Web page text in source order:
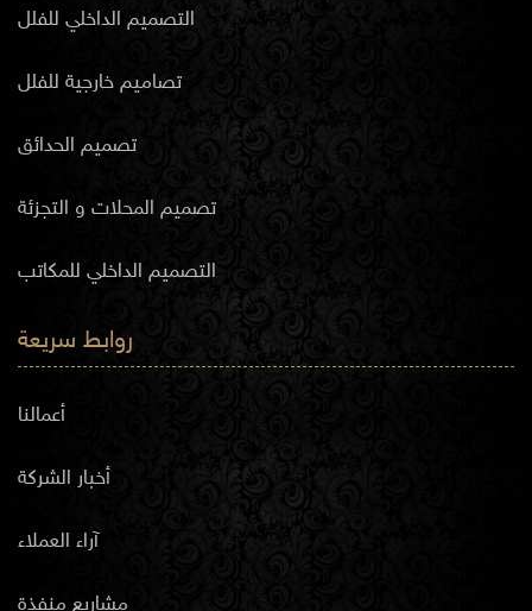
التصميم الداخلي للفلل
تصاميم خارجية للفلل
تصميم الحدائق
تصميم المحلات و التجزئة
التصميم الداخلي للمكاتب
روابط سريعة
أعمالنا
أخبار الشركة
آراء العملاء
مشاريع منفذة